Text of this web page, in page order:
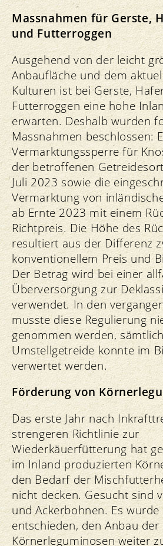
Massnahmen für Gerste,
und Futterroggen
Ausgehend von der leicht
Anbaufläche und dem
Kulturen ist bei Gerste,
Futterroggen eine hohe
erwarten. Deshalb wurden
Massnahmen beschlossen:
Vermarktungssperre für
der betroffenen
Juli 2023 sowie die
Vermarktung von
ab Ernte 2023 mit einem
Richtpreis. Die Höhe des
resultiert aus der Differenz
konventionellem Preis und
Der Betrag wird bei einer
Überversorgung zur
verwendet. In den
musste diese Regulierung
genommen werden,
Umstellgetreide konnte im
verwertet werden.
Förderung von
Das erste Jahr nach
strengeren Richtlinie zur
Wiederkäuerfütterung hat
im Inland produzierten
den Bedarf der
nicht decken. Gesucht sind
und Ackerbohnen. Es wurde
entschieden, den Anbau der
Körnerleguminosen weiter